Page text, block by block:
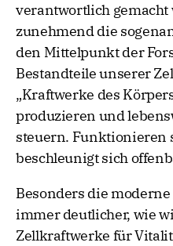
verantwortlich
zunehmend die
den Mittelpunkt der
Bestandteile unserer
„Kraftwerke des
produzieren und
steuern. Funktionieren
beschleunigt sich
Besonders die
immer deutlicher, wie
Zellkraftwerke für